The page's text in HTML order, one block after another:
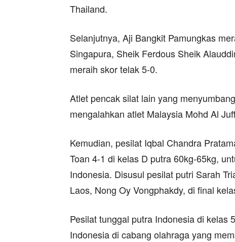
Thailand.
Selanjutnya, Aji Bangkit Pamungkas
Singapura, Sheik Ferdous Sheik
meraih skor telak 5-0.
Atlet pencak silat lain yang
mengalahkan atlet Malaysia Mohd Al
Kemudian, pesilat Iqbal Chandra
Toan 4-1 di kelas D putra 60kg-65kg,
Indonesia. Disusul pesilat putri Sarah
Laos, Nong Oy Vongphakdy, di final
Pesilat tunggal putra Indonesia di kelas
Indonesia di cabang olahraga yang